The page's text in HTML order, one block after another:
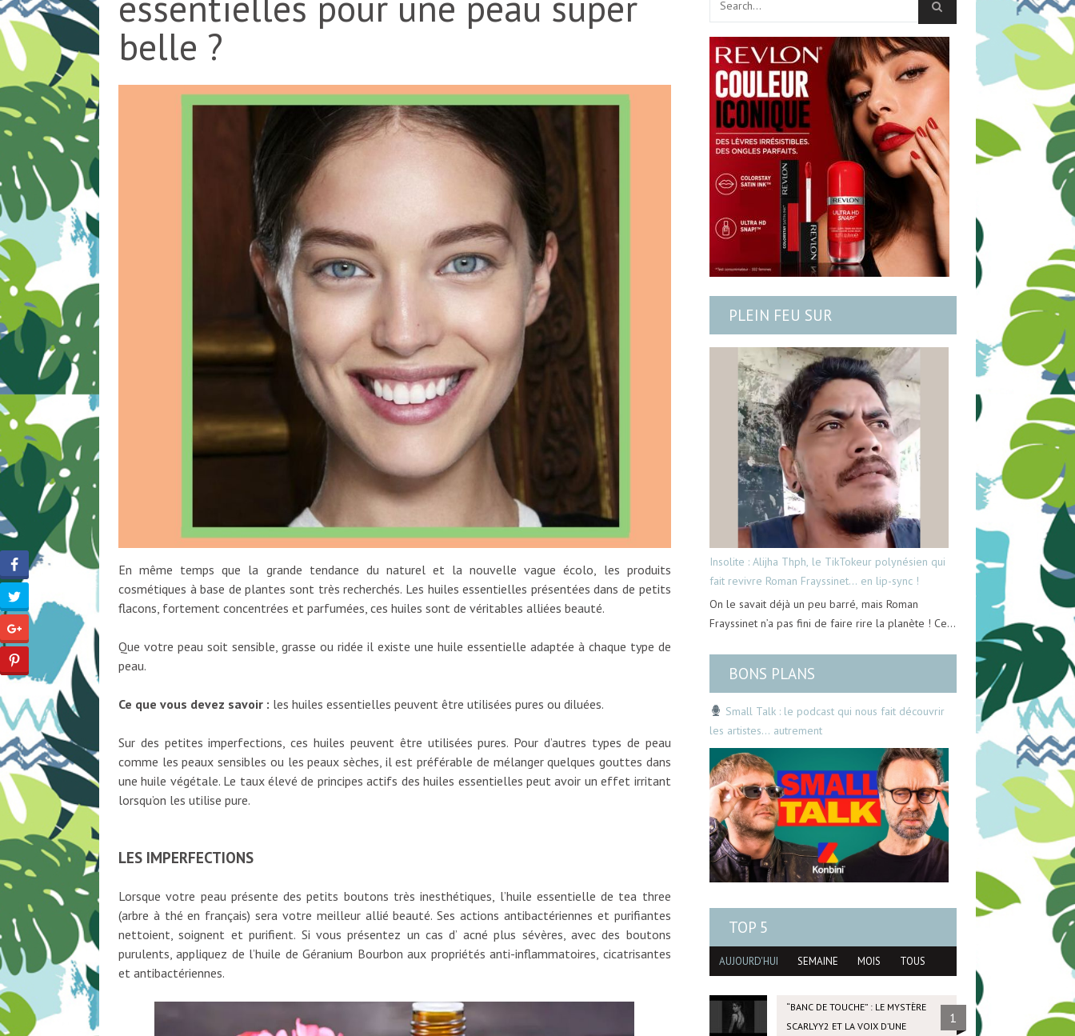
belle ?
En même temps que la grande tendance du naturel et la nouvelle vague écolo, les produits
cosmétiques à base de plantes sont très recherchés. Les huiles essentielles présentées dans de petits
flacons, fortement concentrées et parfumées, ces huiles sont de véritables alliées beauté.
Que votre peau soit sensible, grasse ou ridée il existe une huile essentielle adaptée à chaque type de
peau.
Ce que vous devez savoir : les huiles essentielles peuvent être utilisées pures ou diluées.
Sur des petites imperfections, ces huiles peuvent être utilisées pures. Pour d’autres types de peau
comme les peaux sensibles ou les peaux sèches, il est préférable de mélanger quelques gouttes dans
une huile végétale. Le taux élevé de principes actifs des huiles essentielles peut avoir un effet irritant
lorsqu’on les utilise pure.
LES IMPERFECTIONS
Lorsque votre peau présente des petits boutons très inesthétiques, l’huile essentielle de tea three
(arbre à thé en français) sera votre meilleur allié beauté. Ses actions antibactériennes et purifiantes
nettoient, soignent et purifient. Si vous présentez un cas d’ acné plus sévères, avec des boutons
purulents, appliquez de l’huile de Géranium Bourbon aux propriétés anti-inflammatoires, cicatrisantes
et antibactériennes.
PLEIN FEU SUR
Insolite : Alijha Thph, le TikTokeur polynésien qui
fait revivre Roman Frayssinet… en lip-sync !
On le savait déjà un peu barré, mais Roman
Frayssinet n’a pas fini de faire rire la planète ! Ce…
BONS PLANS
Small Talk : le podcast qui nous fait découvrir
les artistes… autrement
TOP 5
AUJOURD'HUI SEMAINE MOIS TOUS
“BANC DE TOUCHE” : LE MYSTÈRE
SCARLYY2 ET LA VOIX D’UNE
1